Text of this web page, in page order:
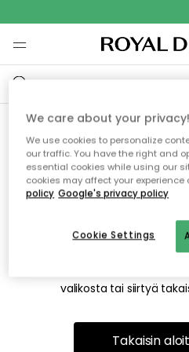
Emme
Tämä voi johtua siitä, että
on siirretty muualle.
valikosta tai siirtyä
Takaisin
We care about your privacy!
We use cookies to personalize
our traffic. You have the right and
essential cookies while using our
cookies may affect your experience
policy Google's privacy policy
Cookie Settings